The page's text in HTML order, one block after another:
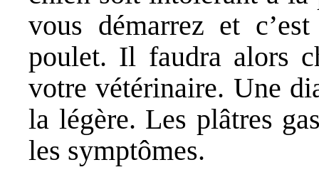
vous démarrez et
poulet. Il faudra alors
votre vétérinaire. Une
la légère. Les plâtres
les symptômes.